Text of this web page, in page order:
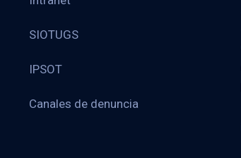
SIOTUGS
IPSOT
Canales de denuncia